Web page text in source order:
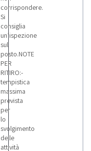
corrispondere.
Si
consiglia
un’ispezione
sul
posto.NOTE
PER
RITIRO:-
tempistica
massima
prevista
per
lo
svolgimento
delle
attività